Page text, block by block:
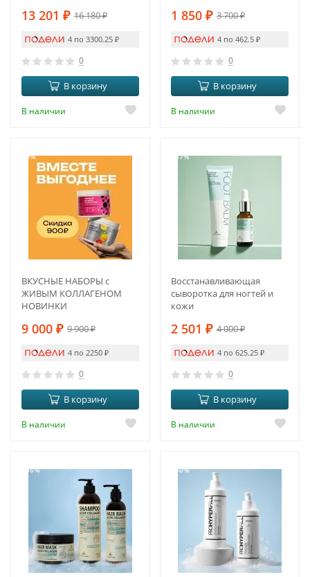
13 201 ₽ 16 180₽
4 по 3300.25 ₽
0
В корзину
В наличии
1 850 ₽ 3 700₽
4 по 462.5 ₽
0
В корзину
В наличии
-9%
ВКУСНЫЕ НАБОРЫ с
ЖИВЫМ КОЛЛАГЕНОМ
НОВИНКИ
9 000 ₽ 9 900₽
4 по 2250 ₽
0
В корзину
В наличии
-37%
Восстанавливающая
сыворотка для ногтей и
кожи
2 501 ₽ 4 000₽
4 по 625.25 ₽
0
В корзину
В наличии
-36% -50%